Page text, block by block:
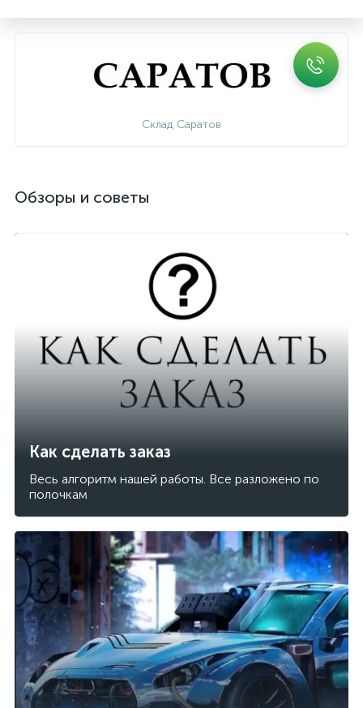
Склад Саратов
Обзоры и советы
Как сделать заказ
Весь алгоритм нашей работы. Все разложено по
полочкам